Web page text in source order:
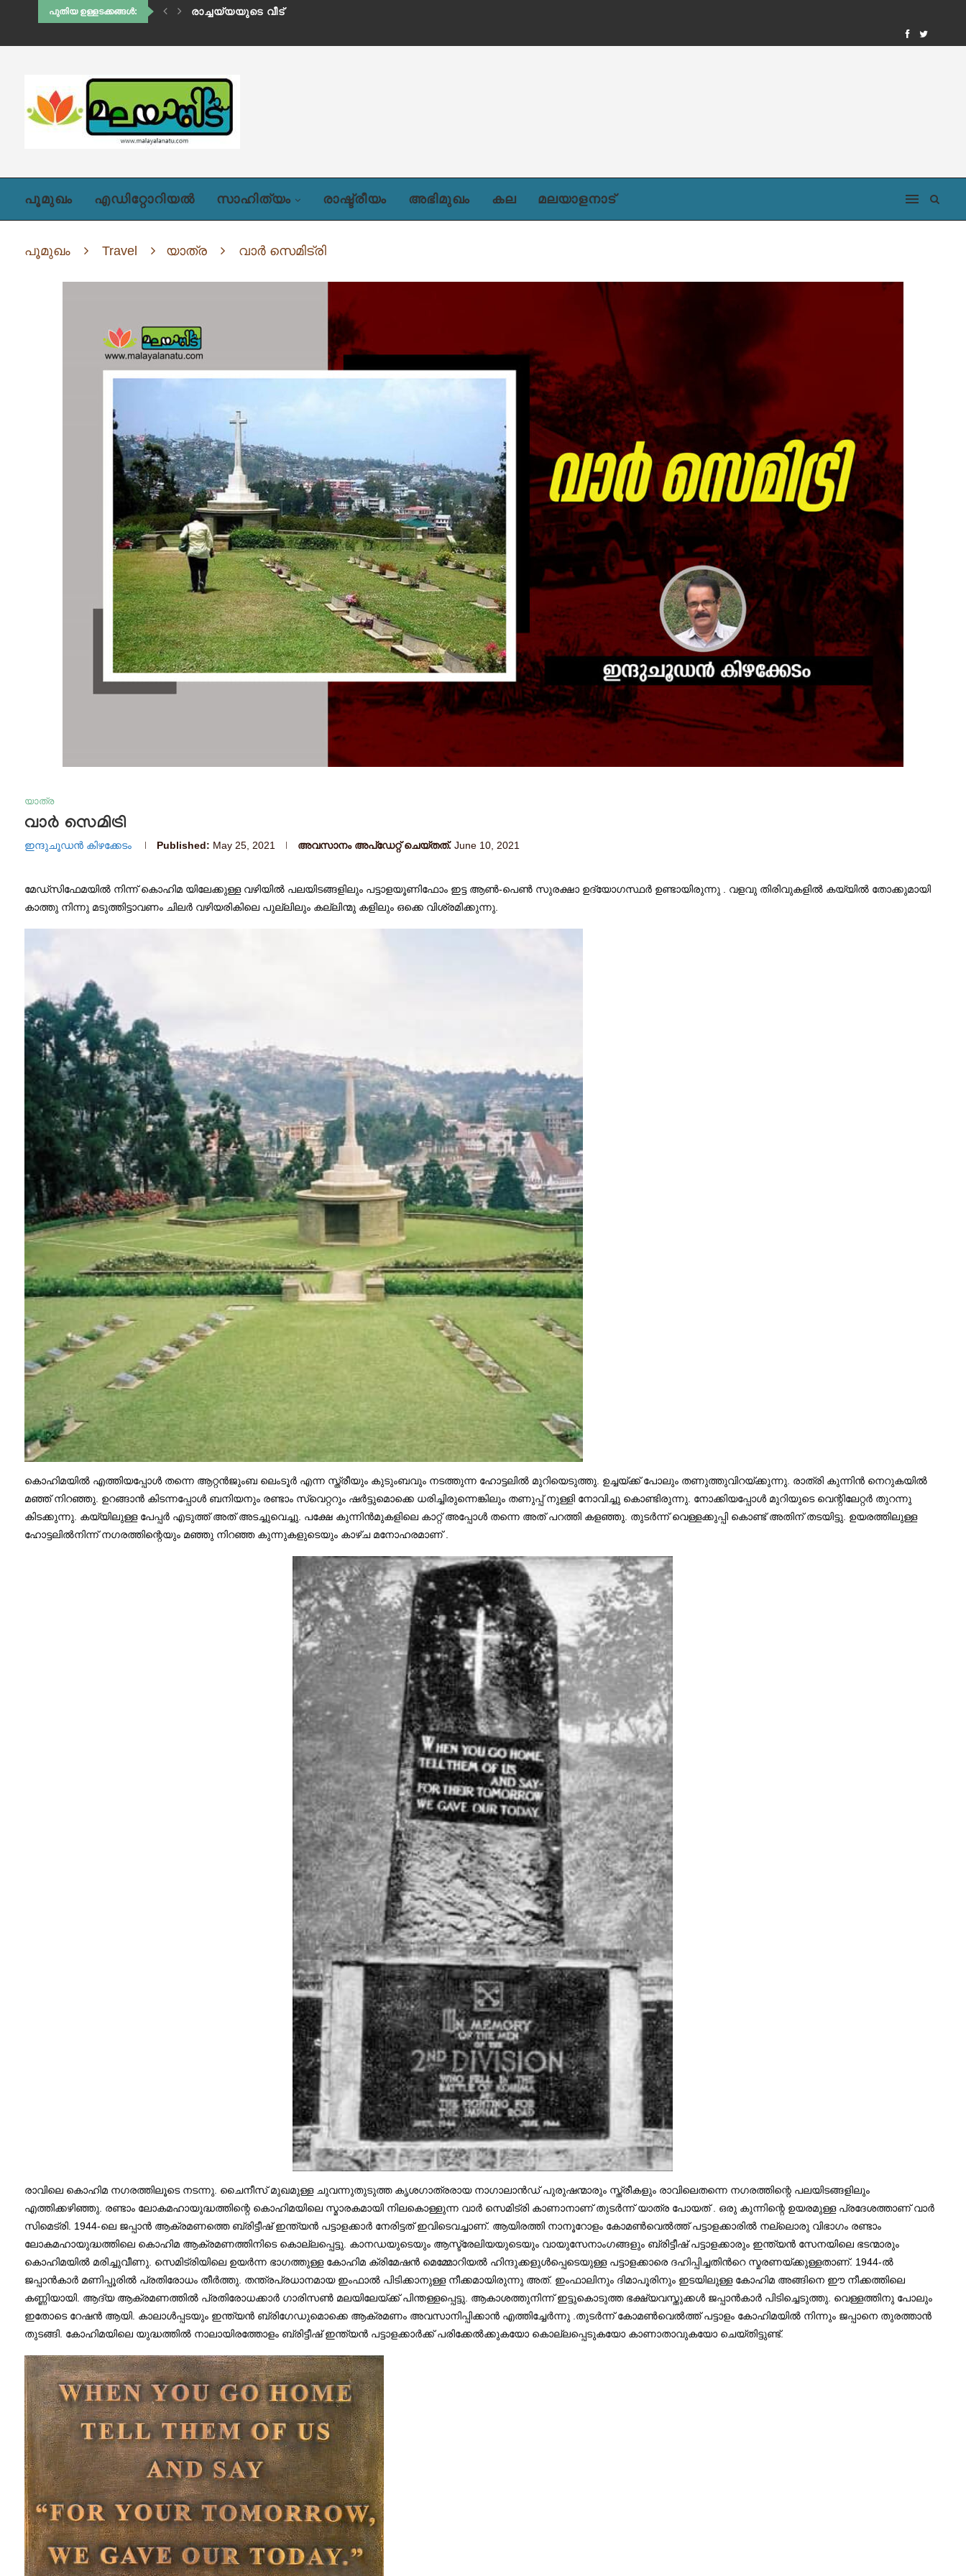
പുതിയ ഉള്ളടക്കങ്ങൾ: ഹിഡിംബി (അദ്ധ്യായം ഒന്ന്)
പൂമുഖം എഡിറ്റോറിയൽ സാഹിത്യം രാഷ്ട്രീയം അഭിമുഖം കല മലയാളനാട്
പൂമുഖം Travel യാത്ര വാർ സെമിട്രി
യാത്ര
വാർ സെമിട്രി
ഇന്ദുചൂഡൻ കിഴക്കേടം Published: May 25, 2021 അവസാനം അപ്ഡേറ്റ് ചെയ്തത്. June 10, 2021
മേഡ്‌സിഫേമയിൽ നിന്ന് കൊഹിമ യിലേക്കുള്ള വഴിയിൽ പലയിടങ്ങളിലും പട്ടാളയൂണിഫോം ഇട്ട ആൺ-പെൺ സുരക്ഷാ ഉദ്യോഗസ്ഥർ ഉണ്ടായിരുന്നു . വളവു തിരിവുകളിൽ കയ്യിൽ തോക്കുമായി
കാത്തു നിന്നു മടുത്തിട്ടാവണം ചിലർ വഴിയരികിലെ പുല്ലിലും കല്ലിന്മു കളിലും ഒക്കെ വിശ്രമിക്കുന്നു.
കൊഹിമയിൽ എത്തിയപ്പോൾ തന്നെ ആറ്റൻജുംബ ലെംടൂർ എന്ന സ്ത്രീയും കുടുംബവും നടത്തുന്ന ഹോട്ടലിൽ മുറിയെടുത്തു. ഉച്ചയ്ക്ക് പോലും തണുത്തുവിറയ്ക്കുന്നു. രാത്രി കുന്നിൻ നെറുകയിൽ
മഞ്ഞ് നിറഞ്ഞു. ഉറങ്ങാൻ കിടന്നപ്പോൾ ബനിയനും രണ്ടാം സ്വെറ്ററും ഷർട്ടുമൊക്കെ ധരിച്ചിരുന്നെങ്കിലും തണുപ്പ് നുള്ളി നോവിച്ചു കൊണ്ടിരുന്നു. നോക്കിയപ്പോൾ മുറിയുടെ വെന്റിലേറ്റർ തുറന്നു
കിടക്കുന്നു. കയ്യിലുള്ള പേപ്പർ എടുത്ത് അത് അടച്ചുവെച്ചു. പക്ഷേ കുന്നിൻമുകളിലെ കാറ്റ് അപ്പോൾ തന്നെ അത് പറത്തി കളഞ്ഞു. തുടർന്ന് വെള്ളക്കുപ്പി കൊണ്ട് അതിന് തടയിട്ടു. ഉയരത്തിലുള്ള
ഹോട്ടലിൽനിന്ന് നഗരത്തിന്റെയും മഞ്ഞു നിറഞ്ഞ കുന്നുകളുടെയും കാഴ്ച മനോഹരമാണ് .
രാവിലെ കൊഹിമ നഗരത്തിലൂടെ നടന്നു. ചൈനീസ് മുഖമുള്ള ചുവന്നുതുടുത്ത കൃശഗാത്രരായ നാഗാലാൻഡ് പുരുഷന്മാരും സ്ത്രീകളും രാവിലെതന്നെ നഗരത്തിന്റെ പലയിടങ്ങളിലും
എത്തിക്കഴിഞ്ഞു. രണ്ടാം ലോകമഹായുദ്ധത്തിന്റെ കൊഹിമയിലെ സ്മാരകമായി നിലകൊള്ളുന്ന വാർ സെമിട്രി കാണാനാണ് തുടർന്ന് യാത്ര പോയത് . ഒരു കുന്നിന്റെ ഉയരമുള്ള പ്രദേശത്താണ് വാർ
സിമെട്രി. 1944-ലെ ജപ്പാൻ ആക്രമണത്തെ ബ്രിട്ടീഷ് ഇന്ത്യൻ പട്ടാളക്കാർ നേരിട്ടത് ഇവിടെവച്ചാണ്. ആയിരത്തി നാനൂറോളം കോമൺവെൽത്ത് പട്ടാളക്കാരിൽ നല്ലൊരു വിഭാഗം രണ്ടാം
ലോകമഹായുദ്ധത്തിലെ കൊഹിമ ആക്രമണത്തിനിടെ കൊല്ലപ്പെട്ടു. കാനഡയുടെയും ആസ്ട്രേലിയയുടെയും വായുസേനാംഗങ്ങളും ബ്രിട്ടീഷ് പട്ടാളക്കാരും ഇന്ത്യൻ സേനയിലെ ഭടന്മാരും
കൊഹിമയിൽ മരിച്ചുവീണു. സെമിട്രിയിലെ ഉയർന്ന ഭാഗത്തുള്ള കോഹിമ ക്രിമേഷൻ മെമ്മോറിയൽ ഹിന്ദുക്കളുൾപ്പെടെയുള്ള പട്ടാളക്കാരെ ദഹിപ്പിച്ചതിൻറെ സ്മരണയ്ക്കുള്ളതാണ്. 1944-ൽ
ജപ്പാൻകാർ മണിപ്പൂരിൽ പ്രതിരോധം തീർത്തു. തന്ത്രപ്രധാനമായ ഇംഫാൽ പിടിക്കാനുള്ള നീക്കമായിരുന്നു അത്. ഇംഫാലിനും ദിമാപൂരിനും ഇടയിലുള്ള കോഹിമ അങ്ങിനെ ഈ നീക്കത്തിലെ
കണ്ണിയായി. ആദ്യ ആക്രമണത്തിൽ പ്രതിരോധക്കാർ ഗാരിസൺ മലയിലേയ്ക്ക് പിന്തള്ളപ്പെട്ടു. ആകാശത്തുനിന്ന് ഇട്ടുകൊടുത്ത ഭക്ഷ്യവസ്തുക്കൾ ജപ്പാൻകാർ പിടിച്ചെടുത്തു. വെള്ളത്തിനു പോലും
ഇതോടെ റേഷൻ ആയി. കാലാൾപ്പടയും ഇന്ത്യൻ ബ്രിഗേഡുമൊക്കെ ആക്രമണം അവസാനിപ്പിക്കാൻ എത്തിച്ചേർന്നു .തുടർന്ന് കോമൺവെൽത്ത് പട്ടാളം കോഹിമയിൽ നിന്നും ജപ്പാനെ തുരത്താൻ
തുടങ്ങി. കോഹിമയിലെ യുദ്ധത്തിൽ നാലായിരത്തോളം ബ്രിട്ടീഷ് ഇന്ത്യൻ പട്ടാളക്കാർക്ക് പരിക്കേൽക്കുകയോ കൊല്ലപ്പെടുകയോ കാണാതാവുകയോ ചെയ്തിട്ടുണ്ട്.